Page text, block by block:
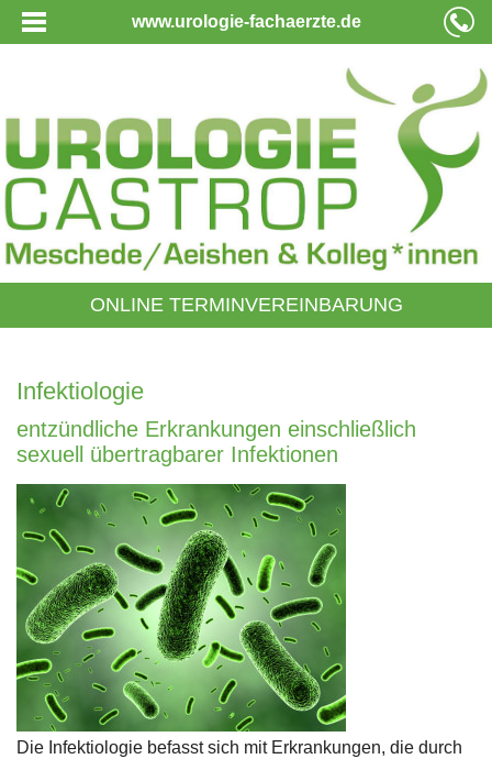
www.urologie-fachaerzte.de
ONLINE TERMINVEREINBARUNG
Infektiologie
entzündliche Erkrankungen einschließlich
sexuell übertragbarer Infektionen
Die Infektiologie befasst sich mit Erkrankungen, die durch